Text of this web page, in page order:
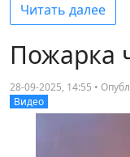
Читать далее
Пожарка
28-09-2025, 14:55 •
Видео